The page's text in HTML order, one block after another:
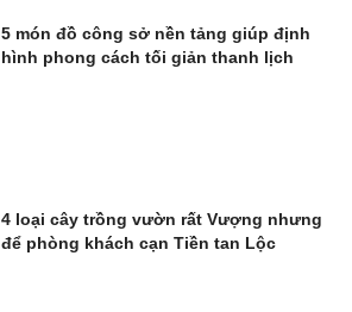
5 món đồ công sở nền tảng giúp định
hình phong cách tối giản thanh lịch
4 loại cây trồng vườn rất Vượng nhưng
để phòng khách cạn Tiền tan Lộc